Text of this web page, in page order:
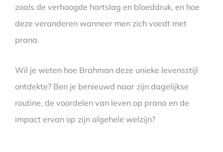
zoals de verhoogde hartslag en bloeddruk, en hoe
deze veranderen wanneer men zich voedt met
prana.
Wil je weten hoe Brahman deze unieke levensstijl
ontdekte? Ben je benieuwd naar zijn dagelijkse
routine, de voordelen van leven op prana en de
impact ervan op zijn algehele welzijn?